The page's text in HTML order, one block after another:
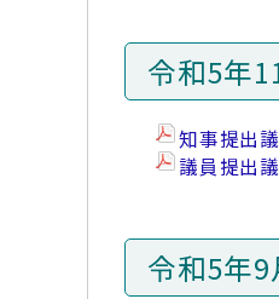
令和5年
知事提出
議員提出
令和5年